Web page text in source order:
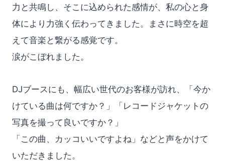
力と共鳴し、そこに込められた感情が、私の心と身
体により力強く伝わってきました。まさに時空を超
えて音楽と繋がる感覚です。
涙がこぼれました。
DJブースにも、幅広い世代のお客様が訪れ、「今か
けている曲は何ですか？」「レコードジャケットの
写真を撮って良いですか？」
「この曲、カッコいいですよね」などと声をかけて
いただきました。